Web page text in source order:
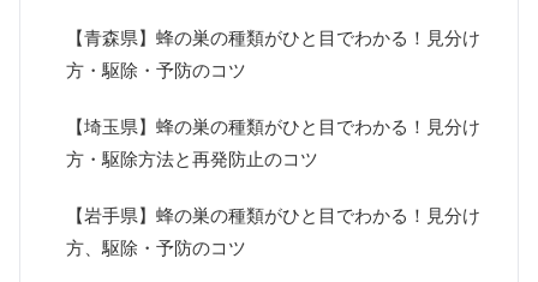
【青森県】蜂の巣の種類がひと目でわかる！見分け
方・駆除・予防のコツ
【埼玉県】蜂の巣の種類がひと目でわかる！見分け
方・駆除方法と再発防止のコツ
【岩手県】蜂の巣の種類がひと目でわかる！見分け
方、駆除・予防のコツ